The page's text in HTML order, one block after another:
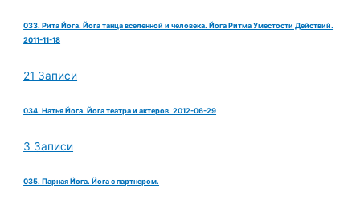
033. Рита Йога. Йога танца вселенной и человека. Йога Ритма Уместости Действий.
2011-11-18
21 Записи
034. Натья Йога. Йога театра и актеров. 2012-06-29
3 Записи
035. Парная Йога. Йога с партнером.